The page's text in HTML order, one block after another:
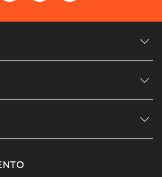
e codice etico